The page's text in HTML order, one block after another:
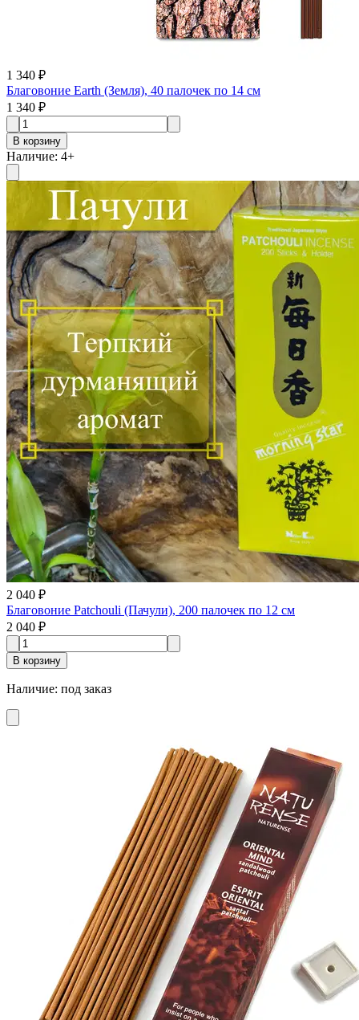
1 340 ₽
Благовоние Earth (Земля), 40 палочек по 14 см
1 340 ₽
В корзину
Наличие: 4+
2 040 ₽
Благовоние Patchouli (Пачули), 200 палочек по 12 см
2 040 ₽
В корзину
Наличие: под заказ